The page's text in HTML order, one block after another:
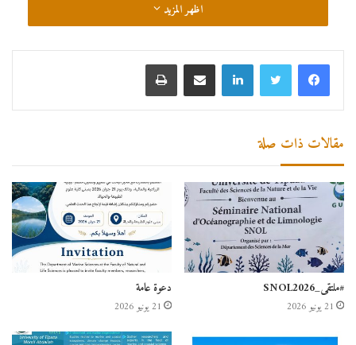
اظهر المزيد
لينكدإن مشاركة عبر البريد طباعة
مقالات ذات صلة
#ملتقى_SNOL2026
21 يونيو 2026
دعوة عامة
21 يونيو 2026